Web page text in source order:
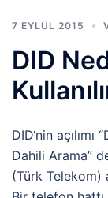
7 EYLÜL 2015
DID
DID‘nin
Dahili Arama”
(Türk Telekom)